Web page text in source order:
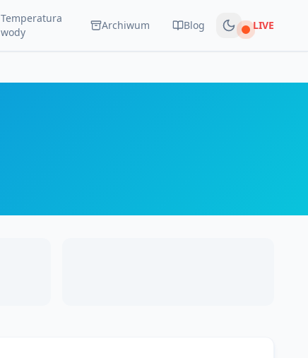
Temperatura
wody
Archiwum Blog Na żywo
LIVE